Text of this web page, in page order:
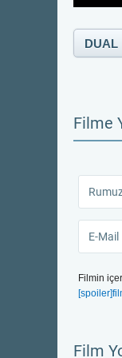
DUAL
Filme
Filmin
Film